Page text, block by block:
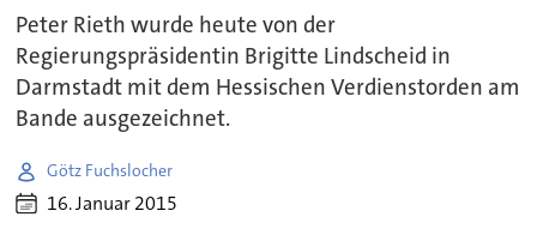
Peter Rieth wurde heute von der
Regierungspräsidentin Brigitte Lindscheid in
Darmstadt mit dem Hessischen Verdienstorden am
Bande ausgezeichnet.
Götz Fuchslocher
16. Januar 2015